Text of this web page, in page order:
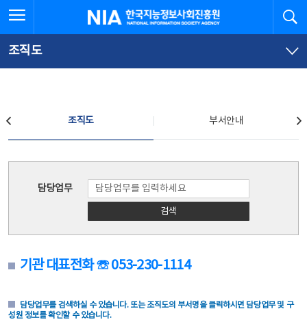
문
로
가
체
뉴
바
가
한국지능정보사회진흥원
조직도
조직도 부서안내
담당업무
검색
기관 대표전화 ☏ 053-230-1114
담당업무를 검색하실 수 있습니다. 또는 조직도의 부서명을 클릭하시면 담당업무 및 구
성원 정보를 확인할 수 있습니다.